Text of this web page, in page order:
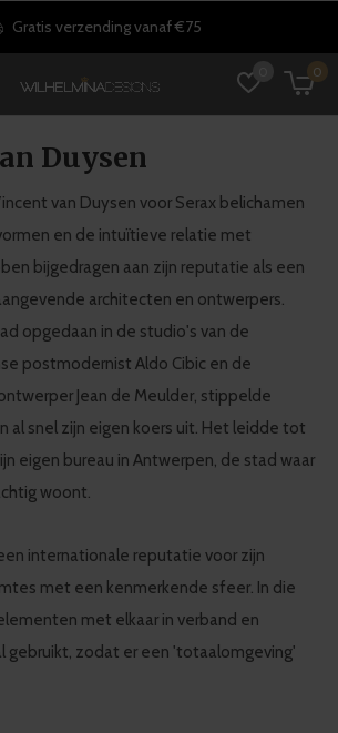
0
30 dagen retourrecht
Duysen
van Duysen voor Serax belichamen
en de intuïtieve relatie met
bijgedragen aan zijn reputatie als een
architecten en ontwerpers.
opgedaan in de studio's van de
postmodernist Aldo Cibic en de
Jean de Meulder, stippelde
al snel zijn eigen koers uit. Het leidde tot
eigen bureau in Antwerpen, de stad waar
woont.
internationale reputatie voor zijn
met een kenmerkende sfeer. In die
met elkaar in verband en
gebruikt, zodat er een 'totaalomgeving'